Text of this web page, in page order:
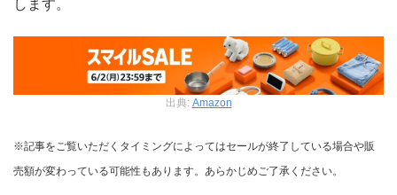
します。
出典: Amazon
※記事をご覧いただくタイミングによってはセールが終了している場合や販
売額が変わっている可能性もあります。あらかじめご了承ください。